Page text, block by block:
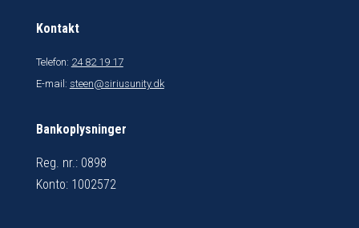
Kontakt
Telefon: 24 82 19 17
E-mail: steen@siriusunity.dk
Bankoplysninger
Reg. nr.: 0898
Konto: 1002572